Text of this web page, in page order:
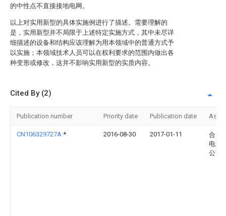
的中性点不直接接地电网。
以上对实用新型的具体实施例进行了描述。需要理解的
是，实用新型并不局限于上述特定实施方式，其中未尽详
细描述的设备和结构应该理解为用本领域中的普通方式予
以实施；本领域技术人员可以在权利要求的范围内做出各
种变形或修改，这并不影响实用新型的实质内容。
Cited By (2)
Publication number Priority date Publication date
CN106329727A * 2016-08-30 2017-01-11
合肥
电气
公司